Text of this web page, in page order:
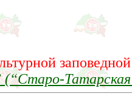
(“Старо-Татарская